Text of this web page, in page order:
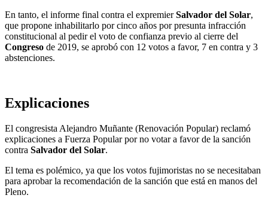
En tanto, el informe final contra el expremierSalvador del Solar,
que propone inhabilitarlo por cinco años por presunta infracción
constitucional al pedir el voto de confianza previo al cierre del
Congreso de 2019, se aprobó con 12 votos a favor, 7 en contra y 3
abstenciones.
Explicaciones
El congresista Alejandro Muñante (Renovación Popular) reclamó
explicaciones a Fuerza Popular por no votar a favor de la sanción
contra Salvador del Solar.
El tema es polémico, ya que los votos fujimoristas no se necesitaban
para aprobar la recomendación de la sanción que está en manos del
Pleno.